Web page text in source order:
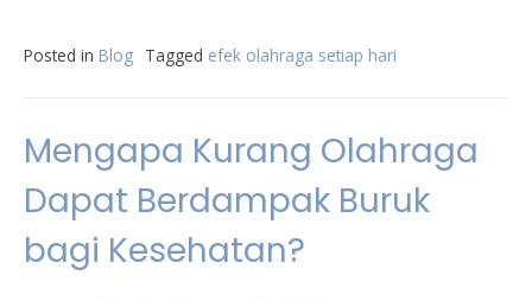
Posted in Blog Tagged efek olahraga setiap hari
Mengapa Kurang Olahraga
Dapat Berdampak Buruk
bagi Kesehatan?